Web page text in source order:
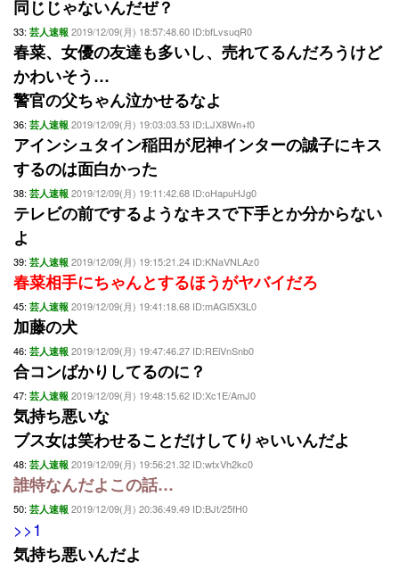
同じじゃないんだぜ？
33: 芸人速報 2019/12/09(月) 18:57:48.60 ID:bfLvsuqR0
春菜、女優の友達も多いし、売れてるんだろうけど
かわいそう…
警官の父ちゃん泣かせるなよ
36: 芸人速報 2019/12/09(月) 19:03:03.53 ID:LJX8Wn+f0
アインシュタイン稲田が尼神インターの誠子にキス
するのは面白かった
38: 芸人速報 2019/12/09(月) 19:11:42.68 ID:oHapuHJg0
テレビの前でするようなキスで下手とか分からない
よ
39: 芸人速報 2019/12/09(月) 19:15:21.24 ID:KNaVNLAz0
春菜相手にちゃんとするほうがヤバイだろ
45: 芸人速報 2019/12/09(月) 19:41:18.68 ID:mAGl5X3L0
加藤の犬
46: 芸人速報 2019/12/09(月) 19:47:46.27 ID:REiVnSnb0
合コンばかりしてるのに？
47: 芸人速報 2019/12/09(月) 19:48:15.62 ID:Xc1E/AmJ0
気持ち悪いな
ブス女は笑わせることだけしてりゃいいんだよ
48: 芸人速報 2019/12/09(月) 19:56:21.32 ID:wtxVh2kc0
誰特なんだよこの話…
50: 芸人速報 2019/12/09(月) 20:36:49.49 ID:BJt/25fH0
>>1
気持ち悪いんだよ